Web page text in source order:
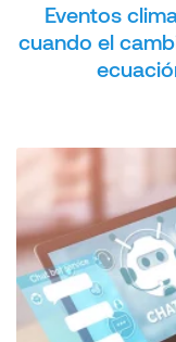
Eventos
cuando el